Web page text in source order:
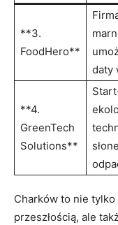
**3.
FoodHero**
daty
**4.
GreenTech
Solutions**
Charków to nie
przeszłością, ale